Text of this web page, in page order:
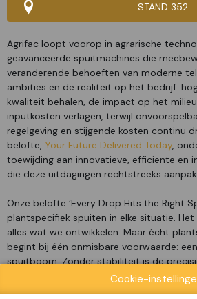
STAND 352
Agrifac loopt voorop in agrarische
geavanceerde spuitmachines die
veranderende behoeften van moderne
ambities en de realiteit op het bedrijf:
kwaliteit behalen, de impact op het
inputkosten verlagen, terwijl
regelgeving en stijgende kosten continu
belofte, Your Future Delivered Today,
toewijding aan innovatieve, efficiënte en
die deze uitdagingen rechtstreeks
Onze belofte ‘Every Drop Hits the Right
plantspecifiek spuiten in elke situatie.
alles wat we ontwikkelen. Maar écht
begint bij één onmisbare voorwaarde:
spuitboom. Zonder stabiliteit is de
landbouw op draait simpelweg niet
Cookie-